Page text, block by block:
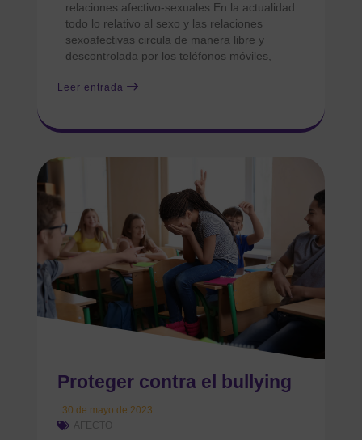
relaciones afectivo-sexuales En la actualidad
todo lo relativo al sexo y las relaciones
sexoafectivas circula de manera libre y
descontrolada por los teléfonos móviles,
Leer entrada
Proteger contra el bullying
30 de mayo de 2023
AFECTO